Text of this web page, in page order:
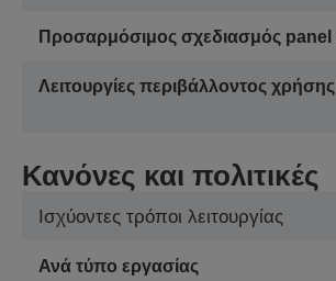
Προσαρμόσιμος σχεδιασμός
Λειτουργίες περιβάλλοντος
Κανόνες και πολιτικές
Ισχύοντες τρόποι λειτουργίας
Ανά τύπο εργασίας